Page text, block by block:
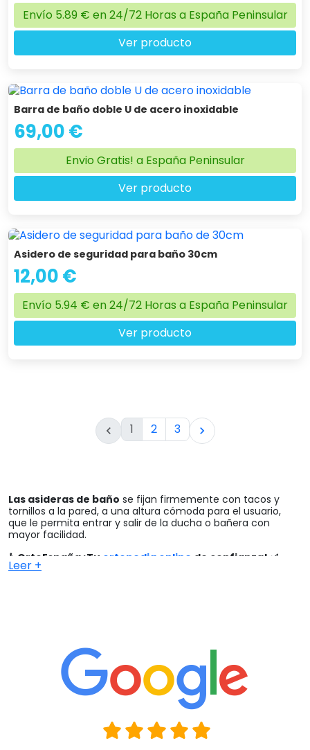
Envío 5.89 € en 24/72 Horas a España Peninsular
Ver producto
Barra de baño doble U de acero inoxidable
69,00 €
Envio Gratis! a España Peninsular
Ver producto
Asidero de seguridad para baño 30cm
12,00 €
Envío 5.94 € en 24/72 Horas a España Peninsular
Ver producto
 1 2 3 
Las asideras de baño se fijan firmemente con tacos y
tornillos a la pared, a una altura cómoda para el usuario,
que le permita entrar y salir de la ducha o bañera con
mayor facilidad.
♿ OrtoEspaña ¡Tu ortopedia online de confianza! ✅
Leer +